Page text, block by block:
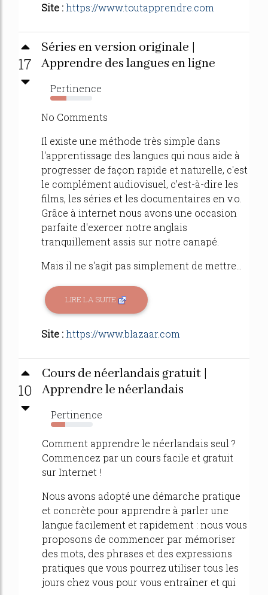
Site :https://www.toutapprendre.com
17
Séries en version originale |
Apprendre des langues en ligne
Pertinence
38%
No Comments
Il existe une méthode très simple dans
l'apprentissage des langues qui nous aide à
progresser de façon rapide et naturelle, c'est
le complément audiovisuel, c'est-à-dire les
films, les séries et les documentaires en v.o.
Grâce à internet nous avons une occasion
parfaite d'exercer notre anglais
tranquillement assis sur notre canapé.
Mais il ne s'agit pas simplement de mettre...
LIRE LA SUITE
Site :https://www.blazaar.com
10
Cours de néerlandais gratuit |
Apprendre le néerlandais
Pertinence
34%
Comment apprendre le néerlandais seul ?
Commencez par un cours facile et gratuit
sur Internet !
Nous avons adopté une démarche pratique
et concrète pour apprendre à parler une
langue facilement et rapidement : nous vous
proposons de commencer par mémoriser
des mots, des phrases et des expressions
pratiques que vous pourrez utiliser tous les
jours chez vous pour vous entraîner et qui